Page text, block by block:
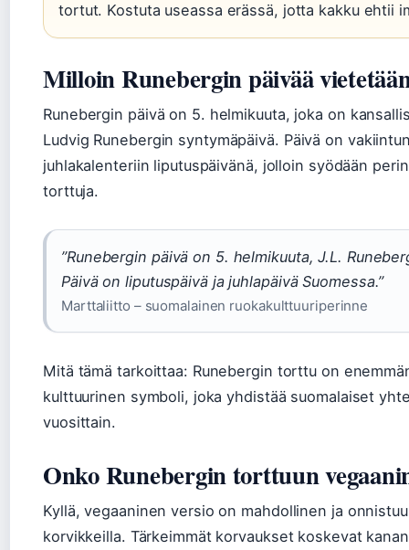
tortut. Kostuta useassa erässä, jotta kakku ehtii
Milloin Runebergin päivää
Runebergin päivä on 5. helmikuuta, joka on
Ludvig Runebergin syntymäpäivä. Päivä on
juhlakalenteriin liputuspäivänä, jolloin syödään
torttuja.
”Runebergin päivä on 5. helmikuuta, J.L.
Päivä on liputuspäivä ja juhlapäivä Suomessa.”
Marttaliitto – suomalainen ruokakulttuuriperinne
Mitä tämä tarkoittaa: Runebergin torttu on
kulttuurinen symboli, joka yhdistää suomalaiset
vuosittain.
Onko Runebergin torttuun
Kyllä, vegaaninen versio on mahdollinen ja
korvikkeilla. Tärkeimmät korvaukset koskevat